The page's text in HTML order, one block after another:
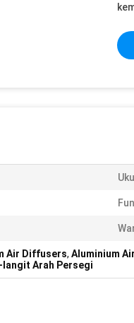
Air Diffusers, Aluminium
Arah Persegi